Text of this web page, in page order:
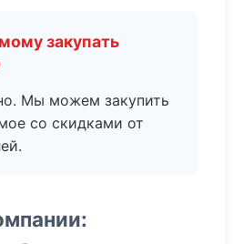
закупать
Мы можем закупить
со скидками от